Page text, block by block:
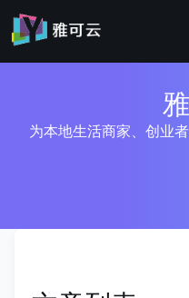
为本地生活商家、创业